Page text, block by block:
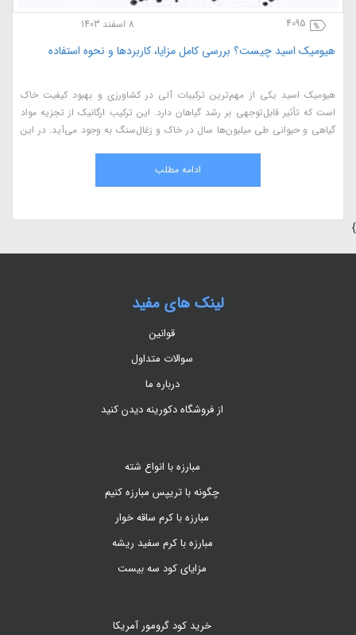
4095 8 اسفند 1403
هیومیک اسید چیست؟ بررسی کامل مزایا، کاربردها و نحوه استفاده
هیومیک اسید یکی از مهم‌ترین ترکیبات آلی در کشاورزی و بهبود کیفیت خاک
است که تأثیر قابل‌توجهی بر رشد گیاهان دارد. این ترکیب ارگانیک از تجزیه مواد
گیاهی و حیوانی طی میلیون‌ها سال در خاک و زغال‌سنگ به وجود می‌آید. در این
طبیعی و اثرات آن بر گیاهان می‌پردازیم.ادامه مطلب
}
لینک های مفید
قوانین
سوالات متداول
درباره ما
از فروشگاه دکورینه دیدن کنید
مبارزه با انواع شته
چگونه با تریپس مبارزه کنیم
مبارزه با کرم ساقه خوار
مبارزه با کرم سفید ریشه
مزایای کود سه بیست
خرید کود گرومور آمریکا